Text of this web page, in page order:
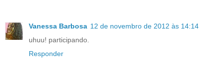
Vanessa Barbosa 12 de novembro de 2012 às 14:14
uhuu! participando.
Responder